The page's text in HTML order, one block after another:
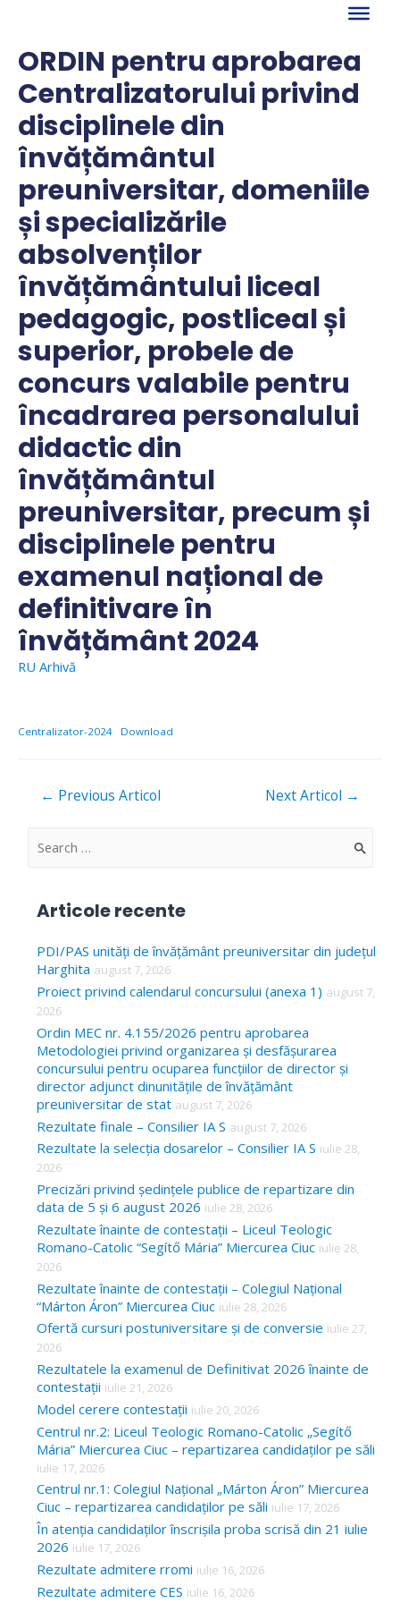
content
ORDIN pentru aprobarea
Centralizatorului privind
disciplinele din
învățământul
preuniversitar, domeniile
și specializările
absolvenților
învățământului liceal
pedagogic, postliceal și
superior, probele de
concurs valabile pentru
încadrarea personalului
didactic din
învățământul
preuniversitar, precum și
disciplinele pentru
examenul național de
definitivare în
învățământ 2024
RU Arhivă
Centralizator-2024 Download
Navigare
← Previous Articol Next Articol →
S
c
h
f
o
r
Articole recente
PDI/PAS unități de învățământ preuniversitar din județul
Harghita august 7, 2026
Proiect privind calendarul concursului (anexa 1) august 7,
2026
Ordin MEC nr. 4.155/2026 pentru aprobarea
Metodologiei privind organizarea și desfășurarea
concursului pentru ocuparea funcțiilor de director și
director adjunct dinunitățile de învățământ
preuniversitar de stat august 7, 2026
Rezultate finale – Consilier IA S august 7, 2026
Rezultate la selecția dosarelor – Consilier IA S iulie 28,
2026
Precizări privind ședințele publice de repartizare din
data de 5 și 6 august 2026 iulie 28, 2026
Rezultate înainte de contestații – Liceul Teologic
Romano-Catolic “Segítő Mária” Miercurea Ciuc iulie 28,
2026
Rezultate înainte de contestații – Colegiul Național
“Márton Áron” Miercurea Ciuc iulie 28, 2026
Ofertă cursuri postuniversitare și de conversie iulie 27,
2026
Rezultatele la examenul de Definitivat 2026 înainte de
contestații iulie 21, 2026
Model cerere contestații iulie 20, 2026
Centrul nr.2: Liceul Teologic Romano-Catolic „Segítő
Mária” Miercurea Ciuc – repartizarea candidaților pe săli
iulie 17, 2026
Centrul nr.1: Colegiul Național „Márton Áron” Miercurea
Ciuc – repartizarea candidaților pe săli iulie 17, 2026
În atenția candidaților înscrișila proba scrisă din 21 iulie
2026 iulie 17, 2026
Rezultate admitere rromi iulie 16, 2026
Rezultate admitere CES iulie 16, 2026